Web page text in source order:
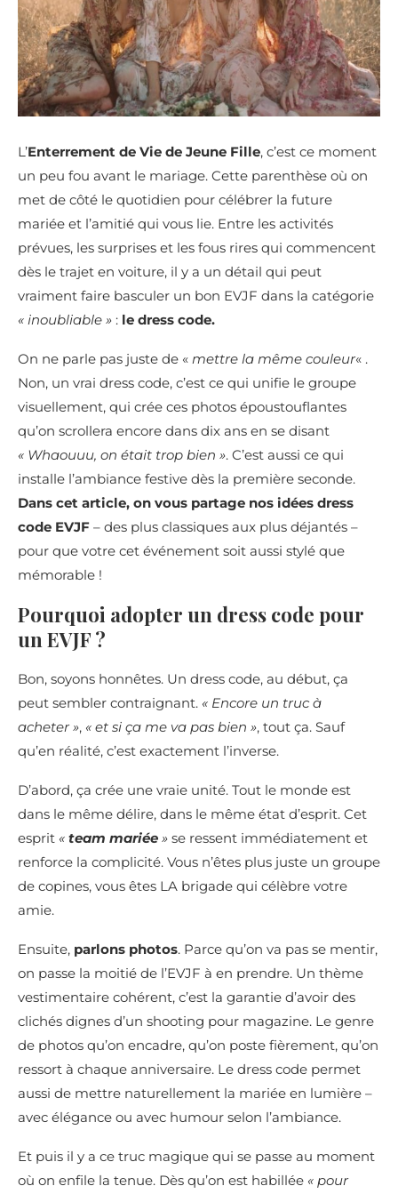
L’Enterrement de Vie de Jeune Fille, c’est ce moment
un peu fou avant le mariage. Cette parenthèse où on
met de côté le quotidien pour célébrer la future
mariée et l’amitié qui vous lie. Entre les activités
prévues, les surprises et les fous rires qui commencent
dès le trajet en voiture, il y a un détail qui peut
vraiment faire basculer un bon EVJF dans la catégorie
« inoubliable » : le dress code.
On ne parle pas juste de « mettre la même couleur« .
Non, un vrai dress code, c’est ce qui unifie le groupe
visuellement, qui crée ces photos époustouflantes
qu’on scrollera encore dans dix ans en se disant
« Whaouuu, on était trop bien ». C’est aussi ce qui
installe l’ambiance festive dès la première seconde.
Dans cet article, on vous partage nos idées dress
code EVJF – des plus classiques aux plus déjantés –
pour que votre cet événement soit aussi stylé que
mémorable !
Pourquoi adopter un dress code pour
un EVJF ?
Bon, soyons honnêtes. Un dress code, au début, ça
peut sembler contraignant. « Encore un truc à
acheter », « et si ça me va pas bien », tout ça. Sauf
qu’en réalité, c’est exactement l’inverse.
D’abord, ça crée une vraie unité. Tout le monde est
dans le même délire, dans le même état d’esprit. Cet
esprit « team mariée » se ressent immédiatement et
renforce la complicité. Vous n’êtes plus juste un groupe
de copines, vous êtes LA brigade qui célèbre votre
amie.
Ensuite, parlons photos. Parce qu’on va pas se mentir,
on passe la moitié de l’EVJF à en prendre. Un thème
vestimentaire cohérent, c’est la garantie d’avoir des
clichés dignes d’un shooting pour magazine. Le genre
de photos qu’on encadre, qu’on poste fièrement, qu’on
ressort à chaque anniversaire. Le dress code permet
aussi de mettre naturellement la mariée en lumière –
avec élégance ou avec humour selon l’ambiance.
Et puis il y a ce truc magique qui se passe au moment
où on enfile la tenue. Dès qu’on est habillée « pour